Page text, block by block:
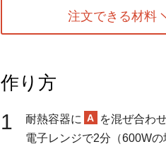
注文できる材料
作り方
1 耐熱容器に A
を混ぜ合わ
電子レンジで2分（600W